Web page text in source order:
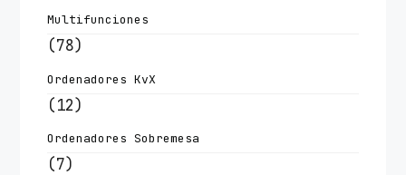
Multifunciones
(78)
Ordenadores KvX
(12)
Ordenadores Sobremesa
(7)